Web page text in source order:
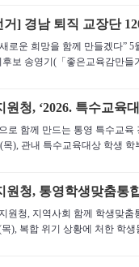
거] 경남 퇴직 교장단
로운 희망을 함께 만들겠다”
후보 송영기(「좋은교육감만
원청, ‘2026. 특수교육
로 함께 만드는 통영 특수교
목), 관내 특수교육대상 학생
원청, 통영학생맞춤통
원청, 지역사회 함께 학생맞
목), 복합 위기 상황에 처한 학